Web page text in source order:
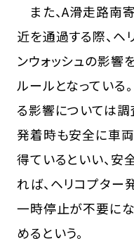
また、A滑走路南
近を通過する際、
ンウォッシュの影
ルールとなってい
る影響については調
発着時も安全に車
得ているといい、安
れば、ヘリコプター
一時停止が不要に
めるという。